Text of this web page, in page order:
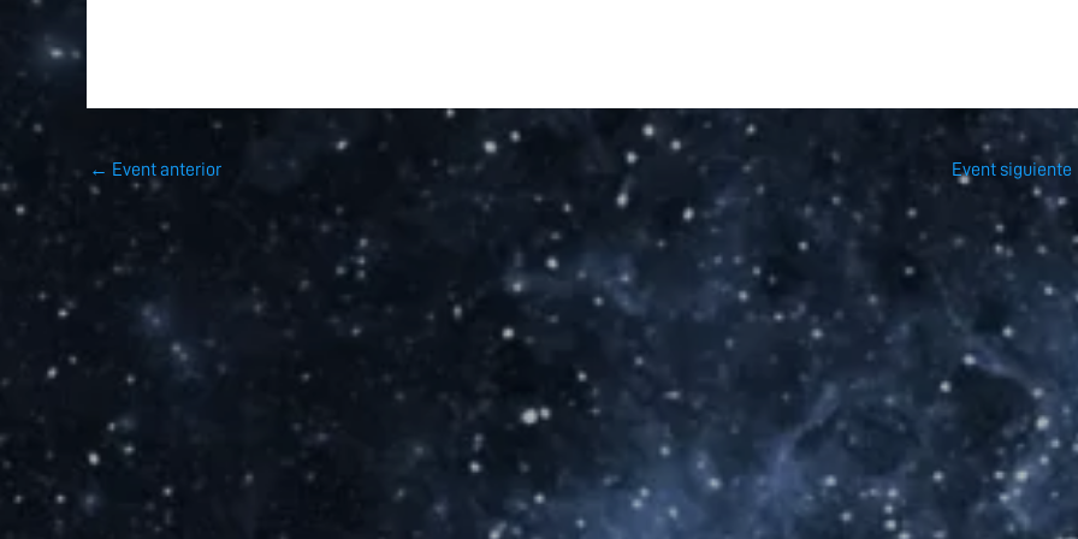
← Event anterior Event siguiente